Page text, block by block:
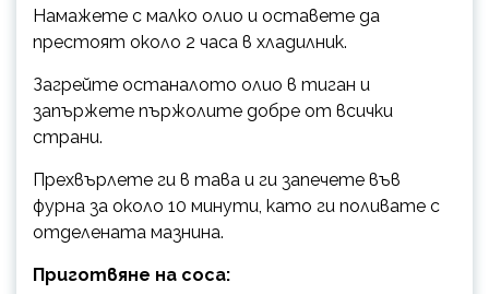
Намажете с малко олио и оставете да
престоят около 2 часа в хладилник.
Загрейте останалото олио в тиган и
запържете пържолите добре от всички
страни.
Прехвърлете ги в тава и ги запечете във
фурна за около 10 минути, като ги поливате с
отделената мазнина.
Приготвяне на соса: